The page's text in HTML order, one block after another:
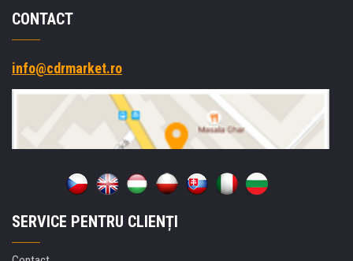
CONTACT
info@cdrmarket.ro
SERVICE PENTRU CLIENȚI